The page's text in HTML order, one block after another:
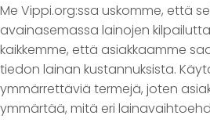
Me Vippi.org:ssa uskomme, että
avainasemassa lainojen
kaikkemme, että asiakkaamme
tiedon lainan kustannuksista.
ymmärrettäviä termejä, joten
ymmärtää, mitä eri